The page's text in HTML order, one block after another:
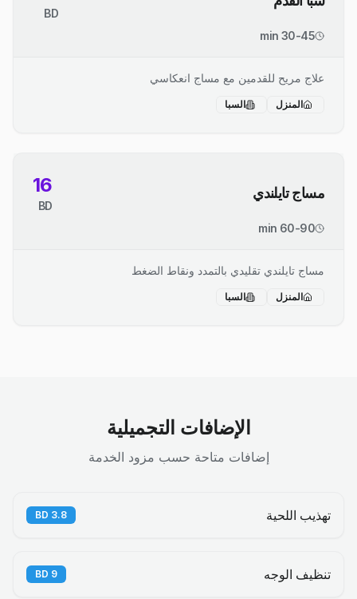
BD
30-45 min
علاج مريح للقدمين مع مساج انعكاسي
المنزل السبا
مساج تايلندي 16
BD
60-90 min
مساج تايلندي تقليدي بالتمدد ونقاط الضغط
المنزل السبا
الإضافات التجميلية
إضافات متاحة حسب مزود الخدمة
تهذيب اللحية 3.8
BD
تنظيف الوجه 9
BD